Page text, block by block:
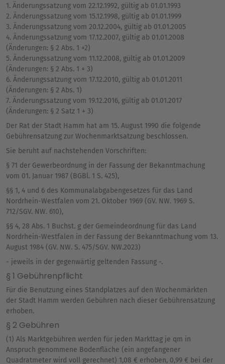
1. Änderungssatzung vom 22.12.1992, gültig ab 01.01.1993
2. Änderungssatzung vom 15.12.1998, gültig ab 01.01.1999
3. Änderungssatzung vom 20.12.2004, gültig ab 01.01.2005
4. Änderungssatzung vom 17.12.2007, gültig ab 01.01.2008
(Änderungen: § 2 Abs. 1 +2)
5. Änderungssatzung vom 11.12.2008, gültig ab 01.01.2009
(Änderungen: § 2 Abs. 1 + 3)
6. Änderungssatzung vom 17.12.2010, gültig ab 01.01.2011
(Änderungen: § 2 Abs. 1)
7. Änderungssatzung vom 19.12.2016, gültig ab 01.01.2017
(Änderungen: § 2 Satz 1 + 3)
Der Rat der Stadt Hamm hat am 15. August 1990 die folgende
Gebührensatzung zur Wochenmarktsatzung beschlossen.
Sie beruht auf nachstehenden Vorschriften:
§ 71 der Gewerbeordnung in der Fassung der Bekanntmachung
vom 01. Januar 1987 (BGBl. 1 S. 425),
§§ 1, 4 und 6 des Kommunalabgabengesetzes für das Land
Nordrhein-Westfalen vom 21. Oktober 1969 (GV. NW. 1969 S.
712/SGV. NW. 610),
§§ 4, 28 Abs. 1 Buchst. g der Gemeindeordnung für das Land
Nordrhein-Westfalen in der Fassung der Bekanntmachung vom 13.
August 1984 (GV. NW. S. 475/SGV. NW.2023)
- jeweils in der gegenwärtig geltenden Fassung -.
§ 1 Gebührenpflicht
Für die Benutzung eines Standplatzes auf den Wochenmärkten
der Stadt Hamm werden Gebühren nach dieser Gebührensatzung
erhoben.
§ 2 Gebühren
(1) Als Marktgebühren werden für jeden Markttag je qm in
Anspruch genommene Bodenfläche (ein angefangener
Quadratmeter wird voll gerechnet) 1,08 € erhoben, 0,99 € bei der